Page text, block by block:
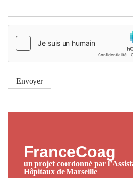
FranceCoag
un projet coordonné par
Hôpitaux de Marseille